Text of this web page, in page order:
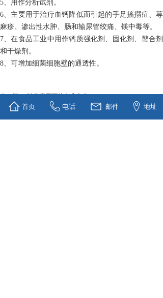
5、用作分析试剂。
6、主要用于治疗血钙降低而引起的手足搐搦症、荨
麻疹、渗出性水肿、肠和输尿管绞痛、镁中毒等。
7、在食品工业中用作钙质强化剂、固化剂、螯合剂
和干燥剂。
8、可增加细菌细胞壁的通透性。
上一篇： 时代变局下的水业未来
下一篇： 以疫情防治为切入点 ......
首页 电话 邮件 地址